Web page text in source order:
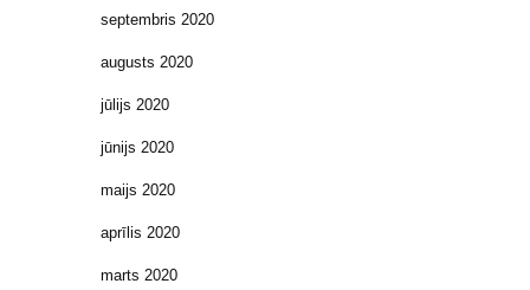
septembris 2020
augusts 2020
jūlijs 2020
jūnijs 2020
maijs 2020
aprīlis 2020
marts 2020